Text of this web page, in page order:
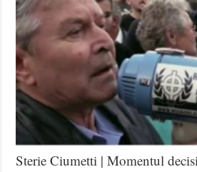
Sterie Ciumetti | Momentul